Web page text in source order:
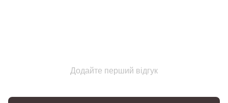
Додайте перший відгук